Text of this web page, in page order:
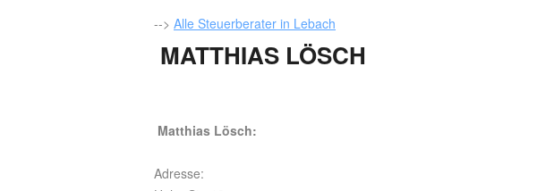
--> Alle Steuerberater in Lebach
MATTHIAS LÖSCH
Matthias Lösch:
Adresse: